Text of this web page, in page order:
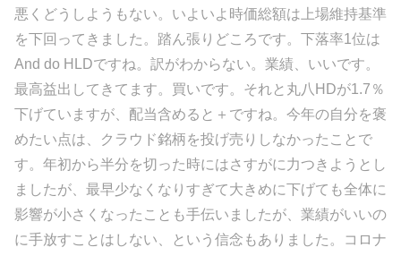
悪くどうしようもない。いよいよ時価総額は上場維持基準
を下回ってきました。踏ん張りどころです。下落率1位は
And do HLDですね。訳がわからない。業績、いいです。
最高益出してきてます。買いです。それと丸八HDが1.7％
下げていますが、配当含めると＋ですね。今年の自分を褒
めたい点は、クラウド銘柄を投げ売りしなかったことで
す。年初から半分を切った時にはさすがに力つきようとし
ましたが、最早少なくなりすぎて大きめに下げても全体に
影響が小さくなったことも手伝いましたが、業績がいいの
に手放すことはしない、という信念もありました。コロナ